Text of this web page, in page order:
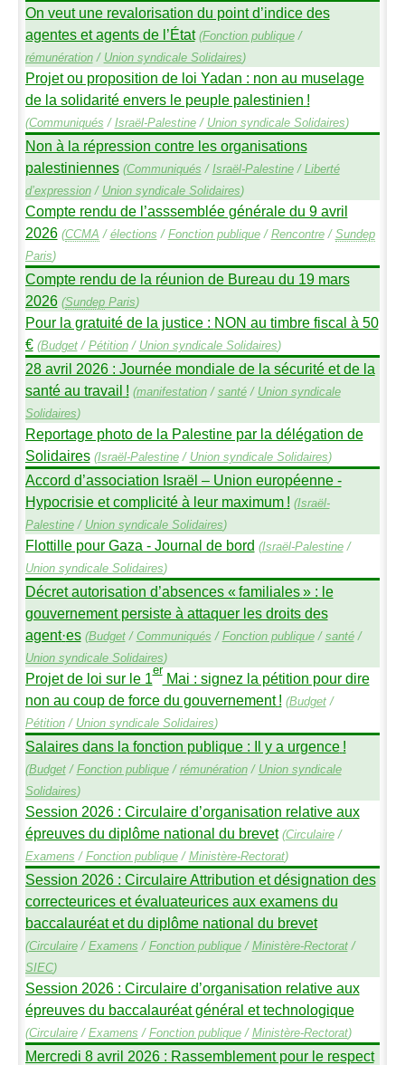
On veut une revalorisation du point d’indice des
agentes et agents de l’État (Fonction publique/
rémunération/ Union syndicale Solidaires)
Projet ou proposition de loi Yadan : non au muselage
de la solidarité envers le peuple palestinien !
(Communiqués / Israël-Palestine/ Union syndicale Solidaires)
Non à la répression contre les organisations
palestiniennes (Communiqués / Israël-Palestine/ Liberté
d’expression/ Union syndicale Solidaires)
Compte rendu de l’asssemblée générale du 9 avril
2026 (CCMA / élections / Fonction publique/ Rencontre/ Sundep
Paris)
Compte rendu de la réunion de Bureau du 19 mars
2026 (SundepParis)
Pour la gratuité de la justice : NON au timbre fiscal à 50
€ (Budget/ Pétition/ Union syndicale Solidaires)
28 avril 2026 : Journée mondiale de la sécurité et de la
santé au travail ! (manifestation/ santé/ Union syndicale
Solidaires)
Reportage photo de la Palestine par la délégation de
Solidaires (Israël-Palestine/ Union syndicale Solidaires)
Accord d’association Israël – Union européenne -
Hypocrisie et complicité à leur maximum ! (Israël-
Palestine/ Union syndicale Solidaires)
Flottille pour Gaza - Journal de bord (Israël-Palestine/
Union syndicale Solidaires)
Décret autorisation d’absences « familiales» : le
gouvernement persiste à attaquer les droits des
agent·es (Budget/ Communiqués / Fonction publique/ santé/
Union syndicale Solidaires)
Projet de loi sur le 1erMai : signez la pétition pour dire
non au coup de force du gouvernement ! (Budget/
Pétition/ Union syndicale Solidaires)
Salaires dans la fonction publique : Il y a urgence !
(Budget/ Fonction publique/ rémunération/ Union syndicale
Solidaires)
Session 2026 : Circulaire d’organisation relative aux
épreuves du diplôme national du brevet (Circulaire/
Examens / Fonction publique/ Ministère-Rectorat)
Session 2026 : Circulaire Attribution et désignation des
correcteurices et évaluateurices aux examens du
baccalauréat et du diplôme national du brevet
(Circulaire/ Examens / Fonction publique/ Ministère-Rectorat/
SIEC)
Session 2026 : Circulaire d’organisation relative aux
épreuves du baccalauréat général et technologique
(Circulaire/ Examens / Fonction publique/ Ministère-Rectorat)
Mercredi 8 avril 2026 : Rassemblement pour le respect